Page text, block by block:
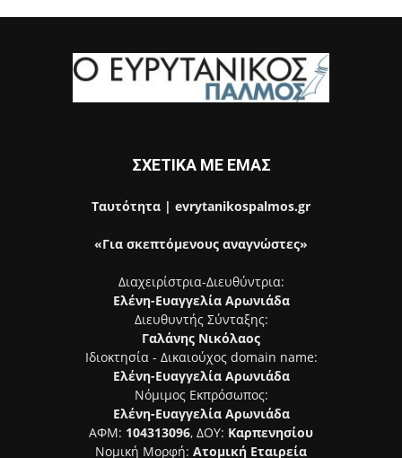
ΣΧΕΤΙΚΑ ΜΕ ΕΜΑΣ
Ταυτότητα | evrytanikospalmos.gr
«Για σκεπτόμενους αναγνώστες»
Διαχειρίστρια-Διευθύντρια:
Ελένη-Ευαγγελία Αρωνιάδα
Διευθυντής Σύνταξης:
Γαλάνης Νικόλαος
Ιδιοκτησία - Δικαιούχος domain name:
Ελένη-Ευαγγελία Αρωνιάδα
Νόμιμος Εκπρόσωπος:
Ελένη-Ευαγγελία Αρωνιάδα
ΑΦΜ: 104313096, ΔΟΥ: Καρπενησίου
Νομική Μορφή: Ατομική Εταιρεία